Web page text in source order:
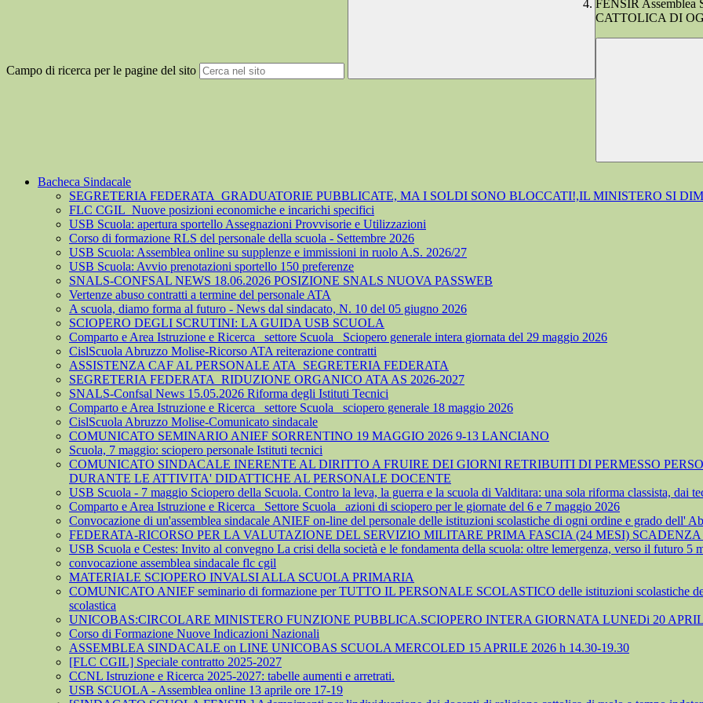
Campo di ricerca per le pagine del sito
FENSIR
CATTOLICA DI
Bacheca Sindacale
SEGRETERIA FEDERATA_GRADUATORIE PUBBLICATE, MA I SOLDI SONO BLOCCATI!,IL MINISTERO SI
FLC CGIL_Nuove posizioni economiche e incarichi specifici
USB Scuola: apertura sportello Assegnazioni Provvisorie e Utilizzazioni
Corso di formazione RLS del personale della scuola - Settembre 2026
USB Scuola: Assemblea online su supplenze e immissioni in ruolo A.S. 2026/27
USB Scuola: Avvio prenotazioni sportello 150 preferenze
SNALS-CONFSAL NEWS 18.06.2026 POSIZIONE SNALS NUOVA PASSWEB
Vertenze abuso contratti a termine del personale ATA
A scuola, diamo forma al futuro - News dal sindacato, N. 10 del 05 giugno 2026
SCIOPERO DEGLI SCRUTINI: LA GUIDA USB SCUOLA
Comparto e Area Istruzione e Ricerca_ settore Scuola_ Sciopero generale intera giornata del 29 maggio 2026
CislScuola Abruzzo Molise-Ricorso ATA reiterazione contratti
ASSISTENZA CAF AL PERSONALE ATA_SEGRETERIA FEDERATA
SEGRETERIA FEDERATA_RIDUZIONE ORGANICO ATA AS 2026-2027
SNALS-Confsal News 15.05.2026 Riforma degli Istituti Tecnici
Comparto e Area Istruzione e Ricerca_ settore Scuola_ sciopero generale 18 maggio 2026
CislScuola Abruzzo Molise-Comunicato sindacale
COMUNICATO SEMINARIO ANIEF SORRENTINO 19 MAGGIO 2026 9-13 LANCIANO
Scuola, 7 maggio: sciopero personale Istituti tecnici
COMUNICATO SINDACALE INERENTE AL DIRITTO A FRUIRE DEI GIORNI RETRIBUITI DI PERMESSO
DURANTE LE ATTIVITA' DIDATTICHE AL PERSONALE DOCENTE
USB Scuola - 7 maggio Sciopero della Scuola. Contro la leva, la guerra e la scuola di Valditara: una sola riforma classista, dai
Comparto e Area Istruzione e Ricerca_ Settore Scuola_ azioni di sciopero per le giornate del 6 e 7 maggio 2026
Convocazione di un'assemblea sindacale ANIEF on-line del personale delle istituzioni scolastiche di ogni ordine e grado dell'
FEDERATA-RICORSO PER LA VALUTAZIONE DEL SERVIZIO MILITARE PRIMA FASCIA (24 MESI) SCADENZA
USB Scuola e Cestes: Invito al convegno La crisi della società e le fondamenta della scuola: oltre lemergenza, verso il futuro 5
convocazione assemblea sindacale flc cgil
MATERIALE SCIOPERO INVALSI ALLA SCUOLA PRIMARIA
COMUNICATO ANIEF seminario di formazione per TUTTO IL PERSONALE SCOLASTICO delle istituzioni scolastiche
scolastica
UNICOBAS:CIRCOLARE MINISTERO FUNZIONE PUBBLICA.SCIOPERO INTERA GIORNATA LUNEDi 20
Corso di Formazione Nuove Indicazioni Nazionali
ASSEMBLEA SINDACALE on LINE UNICOBAS SCUOLA MERCOLED 15 APRILE 2026 h 14.30-19.30
[FLC CGIL] Speciale contratto 2025-2027
CCNL Istruzione e Ricerca 2025-2027: tabelle aumenti e arretrati.
USB SCUOLA - Assemblea online 13 aprile ore 17-19